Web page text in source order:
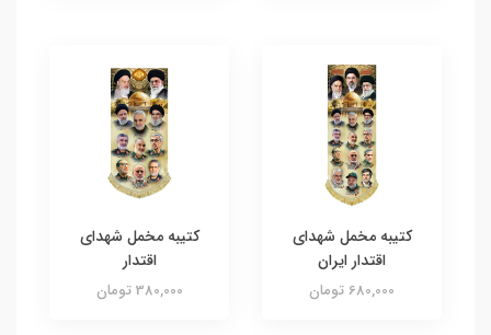
کتیبه مخمل شهدای
اقتدار ایران
680,000 تومان
کتیبه مخمل شهدای
اقتدار
380,000 تومان